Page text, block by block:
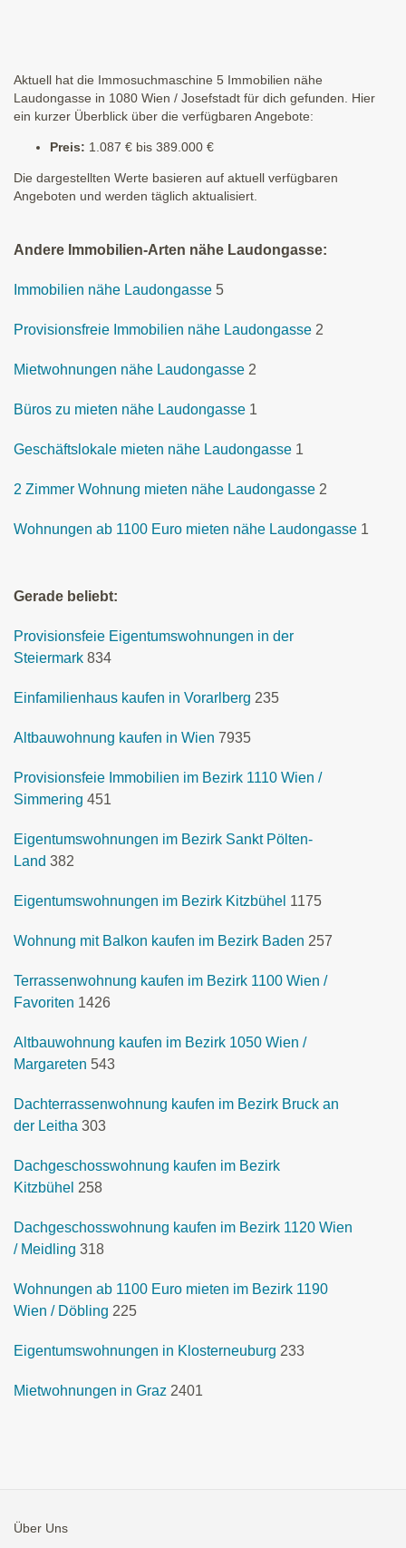
Aktuell hat die Immosuchmaschine 5 Immobilien nähe
Laudongasse in 1080 Wien / Josefstadt für dich gefunden. Hier
ein kurzer Überblick über die verfügbaren Angebote:
Preis: 1.087 € bis 389.000 €
Die dargestellten Werte basieren auf aktuell verfügbaren
Angeboten und werden täglich aktualisiert.
Andere Immobilien-Arten nähe Laudongasse:
Immobilien nähe Laudongasse 5
Provisionsfreie Immobilien nähe Laudongasse 2
Mietwohnungen nähe Laudongasse 2
Büros zu mieten nähe Laudongasse 1
Geschäftslokale mieten nähe Laudongasse 1
2 Zimmer Wohnung mieten nähe Laudongasse 2
Wohnungen ab 1100 Euro mieten nähe Laudongasse 1
Gerade beliebt:
Provisionsfeie Eigentumswohnungen in der
Steiermark 834
Einfamilienhaus kaufen in Vorarlberg 235
Altbauwohnung kaufen in Wien 7935
Provisionsfeie Immobilien im Bezirk 1110 Wien /
Simmering 451
Eigentumswohnungen im Bezirk Sankt Pölten-
Land 382
Eigentumswohnungen im Bezirk Kitzbühel 1175
Wohnung mit Balkon kaufen im Bezirk Baden 257
Terrassenwohnung kaufen im Bezirk 1100 Wien /
Favoriten 1426
Altbauwohnung kaufen im Bezirk 1050 Wien /
Margareten 543
Dachterrassenwohnung kaufen im Bezirk Bruck an
der Leitha 303
Dachgeschosswohnung kaufen im Bezirk
Kitzbühel 258
Dachgeschosswohnung kaufen im Bezirk 1120 Wien
/ Meidling 318
Wohnungen ab 1100 Euro mieten im Bezirk 1190
Wien / Döbling 225
Eigentumswohnungen in Klosterneuburg 233
Mietwohnungen in Graz 2401
Über Uns